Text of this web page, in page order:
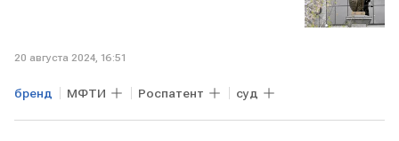
20 августа 2024, 16:51
бренд МФТИ Роспатент суд